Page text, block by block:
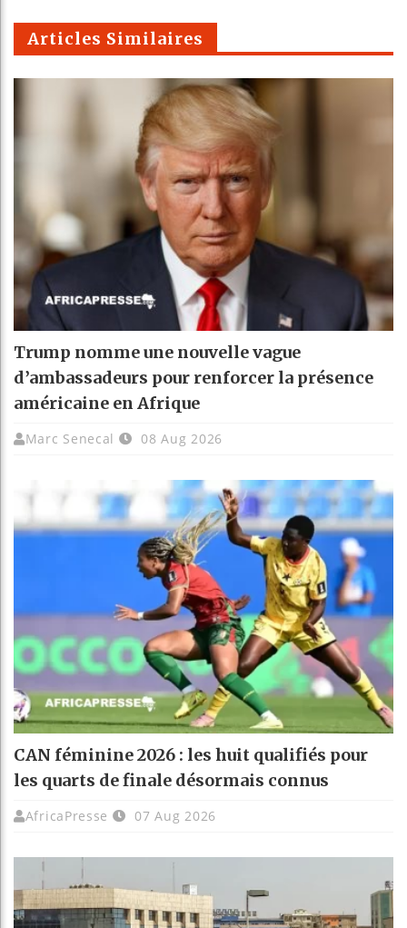
m
Articles Similaires
Trump nomme une nouvelle vague
d’ambassadeurs pour renforcer la présence
américaine en Afrique
Marc Senecal 08 Aug 2026
CAN féminine 2026 : les huit qualifiés pour
les quarts de finale désormais connus
AfricaPresse 07 Aug 2026